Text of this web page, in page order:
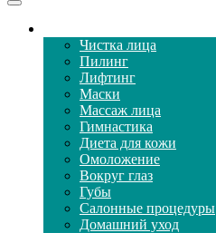
Чистка лица
Пилинг
Лифтинг
Маски
Массаж лица
Гимнастика
Диета для кожи
Омоложение
Вокруг глаз
Губы
Салонные процедуры
Домашний уход